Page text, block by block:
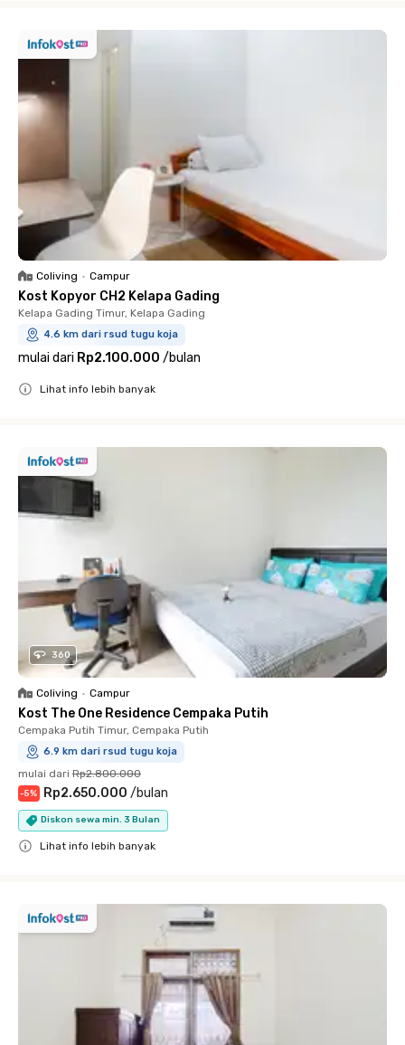
Coliving • Campur
Kost Kopyor CH2 Kelapa Gading
Kelapa Gading Timur, Kelapa Gading
4.6 km dari rsud tugu koja
mulai dari Rp2.100.000 /bulan
Lihat info lebih banyak
360
Coliving • Campur
Kost The One Residence Cempaka Putih
Cempaka Putih Timur, Cempaka Putih
6.9 km dari rsud tugu koja
mulai dari Rp2.800.000
-5% Rp2.650.000 /bulan
Diskon sewa min. 3 Bulan
Lihat info lebih banyak